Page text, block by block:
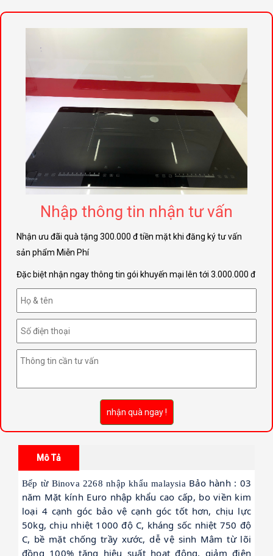
Nhập thông tin nhận tư vấn
Nhận ưu đãi quà tặng 300.000 đ tiền mặt khi đăng ký tư vấn
sản phẩm Miễn Phí
Đặc biệt nhận ngay thông tin gói khuyến mại lên tới 3.000.000 đ
nhận quà ngay !
Mô Tả
Bếp từ Binova 2268 nhập khẩu malaysia Bảo hành : 03
năm Mặt kính Euro nhập khẩu cao cấp, bo viền kim
loại 4 cạnh góc bảo vệ cạnh góc tốt hơn, chịu lực
50kg, chịu nhiệt 1000 độ C, kháng sốc nhiệt 750 độ
C, bề mặt chống trầy xước, dễ vệ sinh Mâm từ lõi
đồng 100% tăng hiệu suất hoạt động, giảm điện